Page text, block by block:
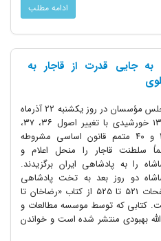
ادامه مطلب
جایی قدرت از قاجار به
مجلس مؤسسان در روز یکشنبه ۲۲ آذرماه
۱۳۰۴ خورشیدی با تغییر اصول ۳۶، ۳۷،
۳۸ و ۴۰ متمم قانون اساسی مشروطه
سلطنت قاجار را منحل اعلام و
را به پادشاهی ایران برگزیدند.
دو روز بعد به تخت پادشاهی
نشست ،روایت این موضوع در صفحات 521 تا 525 از کتاب «رضاخان تا
کتابی که توسط موسسه مطالعات و
بهبودی منتشر شده است و خواندن